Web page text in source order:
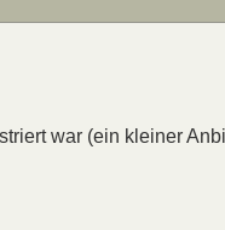
war (ein kleiner